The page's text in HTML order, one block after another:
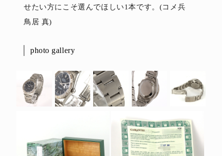
せたい方にこそ選んでほしい1本です。(コメ兵
鳥居 真)
photo gallery